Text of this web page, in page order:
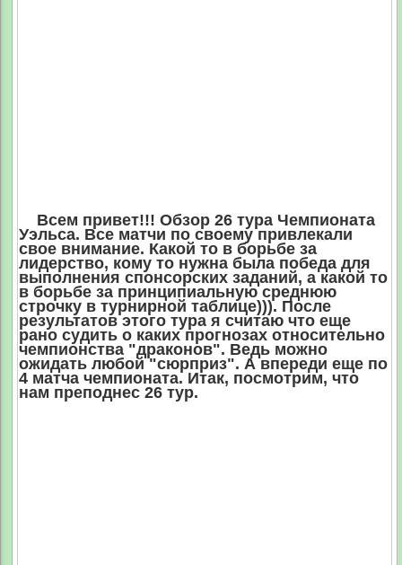
Всем привет!!! Обзор 26 тура Чемпионата
Уэльса. Все матчи по своему привлекали
свое внимание. Какой то в борьбе за
лидерство, кому то нужна была победа для
выполнения спонсорских заданий, а какой то
в борьбе за принципиальную среднюю
строчку в турнирной таблице))). После
результатов этого тура я считаю что еще
рано судить о каких прогнозах относительно
чемпионства "драконов". Ведь можно
ожидать любой "сюрприз". А впереди еще по
4 матча чемпионата. Итак, посмотрим, что
нам преподнес 26 тур.